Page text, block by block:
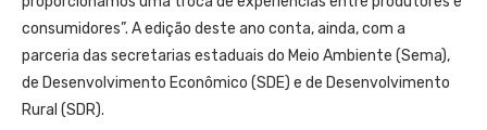
consumidores”. A edição deste ano conta, ainda, com a
parceria das secretarias estaduais do Meio Ambiente (Sema),
de Desenvolvimento Econômico (SDE) e de Desenvolvimento
Rural (SDR).